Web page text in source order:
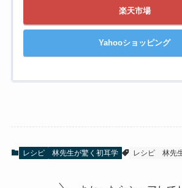
楽天市場
Yahooショッピング
レシピ 林先生が驚く初耳学 レシピ 林先